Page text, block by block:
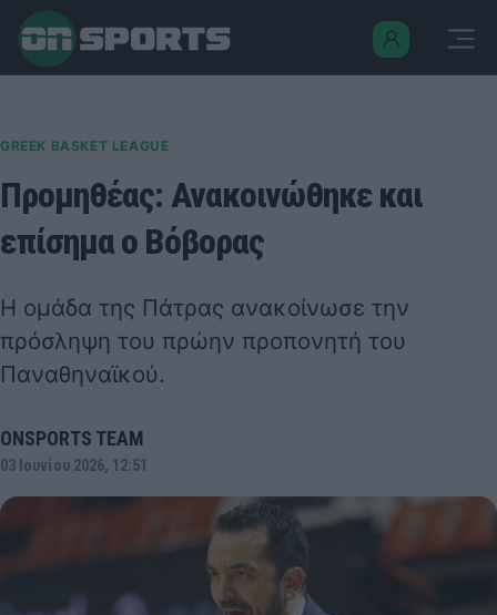
GREEK BASKET LEAGUE
Προμηθέας: Ανακοινώθηκε και
επίσημα ο Βόβορας
Η ομάδα της Πάτρας ανακοίνωσε την
πρόσληψη του πρώην προπονητή του
Παναθηναϊκού.
ONSPORTS TEAM
03 Ιουνίου 2026, 12:51